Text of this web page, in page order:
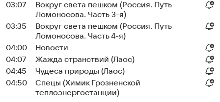
03:07
Вокруг света пешком (Россия. Путь
Ломоносова. Часть 3-я)
03:35
Вокруг света пешком (Россия. Путь
Ломоносова. Часть 4-я)
04:00
Новости
04:07
Жажда странствий (Лаос)
04:45
Чудеса природы (Лаос)
04:50
Спецы (Химик Грозненской
теплоэнергостанции)